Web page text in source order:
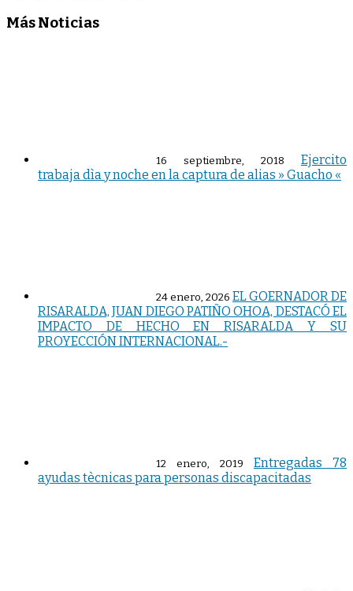
Más Noticias
16 septiembre, 2018
Ejercito
trabaja dìa y noche en la captura de alias » Guacho «
24 enero, 2026 EL GOERNADOR DE
RISARALDA, JUAN DIEGO PATIÑO OHOA, DESTACÓ EL
IMPACTO DE HECHO EN RISARALDA Y SU
PROYECCIÓN INTERNACIONAL.-
12 enero, 2019
Entregadas 78
ayudas tècnicas para personas discapacitadas